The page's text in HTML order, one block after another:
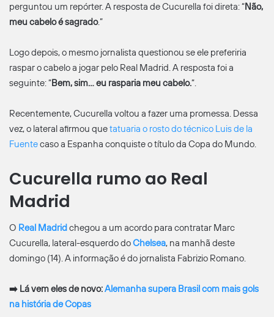
perguntou um repórter. A resposta de Cucurella foi direta: “Não,
meu cabelo é sagrado.”
Logo depois, o mesmo jornalista questionou se ele preferiria
raspar o cabelo a jogar pelo Real Madrid. A resposta foi a
seguinte: “Bem, sim… eu rasparia meu cabelo.“.
Recentemente, Cucurella voltou a fazer uma promessa. Dessa
vez, o lateral afirmou quetatuaria o rosto do técnico Luis de la
Fuentecaso a Espanha conquiste o título da Copa do Mundo.
Cucurella rumo ao Real
Madrid
O Real Madrid chegou a um acordo para contratar Marc
Cucurella, lateral-esquerdo doChelsea, na manhã deste
domingo (14). A informação é do jornalista Fabrizio Romano.
➡️ Lá vem eles de novo:Alemanha supera Brasil com mais gols
na história de Copas